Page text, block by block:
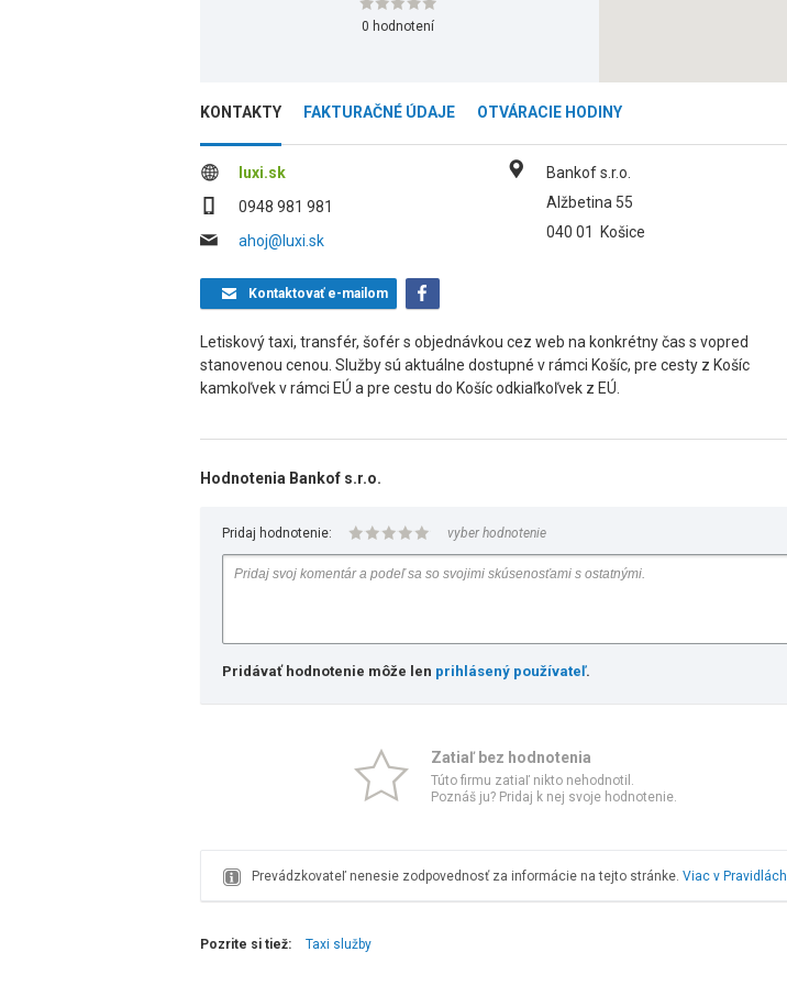
0 hodnotení
KONTAKTY FAKTURAČNÉ ÚDAJE OTVÁRACIE HODINY
luxi.sk
0948 981 981
ahoj@luxi.sk
Bankof s.r.o.
Alžbetina 55
040 01
Košice
Kontaktovaťe-mailom
Letiskový taxi, transfér, šofér s objednávkou cez web na konkrétny čas s vopred
stanovenou cenou. Služby sú aktuálne dostupné v rámci Košíc, pre cesty z Košíc
kamkoľvek v rámci EÚ a pre cestu do Košíc odkiaľkoľvek z EÚ.
Hodnotenia Bankof s.r.o.
Pridaj hodnotenie: vyber hodnotenie
Pridávať hodnotenie môže len prihlásený používateľ.
Zatiaľ bez hodnotenia
Túto firmu zatiaľ nikto nehodnotil.
Poznáš ju? Pridaj k nej svoje hodnotenie.
Prevádzkovateľ nenesie zodpovednosť za informácie na tejto stránke. Viac v Pravidlách
Pozrite si tiež: Taxi služby